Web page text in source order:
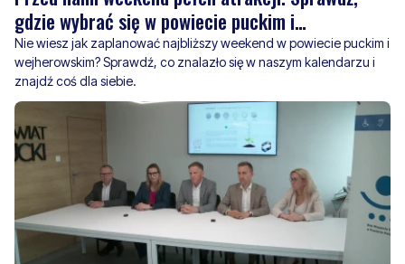
gdzie wybrać się w powiecie puckim i
wejherowskim
Nie wiesz jak zaplanować najbliższy weekend w powiecie puckim i
wejherowskim? Sprawdź, co znalazło się w naszym kalendarzu i
znajdź coś dla siebie.